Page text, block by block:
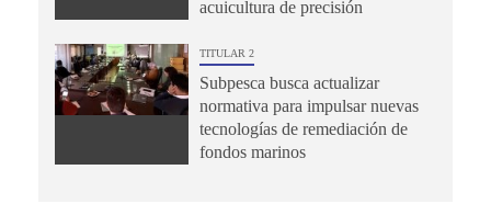
acuicultura de precisión
TITULAR 2
Subpesca busca actualizar
normativa para impulsar nuevas
tecnologías de remediación de
fondos marinos